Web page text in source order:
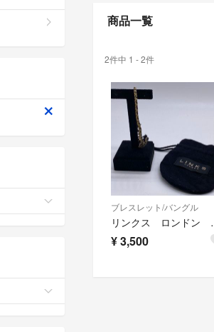
商品一覧
2件中 1 - 2件
ブレスレット/バングル
リンクス
¥3,500